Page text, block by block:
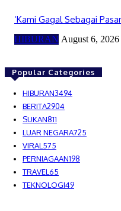
‘Kami Gagal Sebagai
HIBURAN August 6, 2026
Popular Categories
HIBURAN3494
BERITA2904
SUKAN811
LUAR NEGARA725
VIRAL 575
PERNIAGAAN198
TRAVEL 65
TEKNOLOGI49